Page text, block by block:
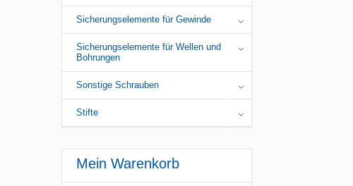
Sicherungselemente für Gewinde
Sicherungselemente für Wellen und
Bohrungen
Sonstige Schrauben
Stifte
Mein Warenkorb